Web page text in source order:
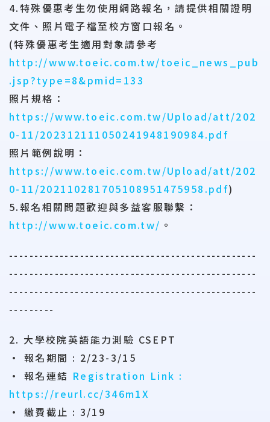
4.特殊優惠考生勿使用網路報名，請提供相關證明
文件、照片電子檔至校方窗口報名。
(特殊優惠考生適用對象請參考
http://www.toeic.com.tw/toeic_news_pub
.jsp?type=8&pmid=133
照片規格：
https://www.toeic.com.tw/Upload/att/202
0-11/202312111050241948190984.pdf
照片範例說明：
https://www.toeic.com.tw/Upload/att/202
0-11/202110281705108951475958.pdf)
5.報名相關問題歡迎與多益客服聯繫：
http://www.toeic.com.tw/ 。
-------------------------------------------------
-------------------------------------------------
-------------------------------------------------
---------
2. 大學校院英語能力測驗 CSEPT
• 報名期間 : 2/23-3/15
• 報名連結 Registration Link :
https://reurl.cc/346m1X
• 繳費截止 : 3/19